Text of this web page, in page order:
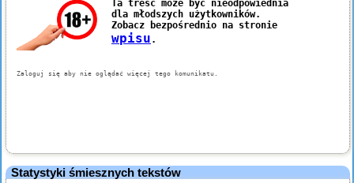
Statystyki śmiesznych tekstów